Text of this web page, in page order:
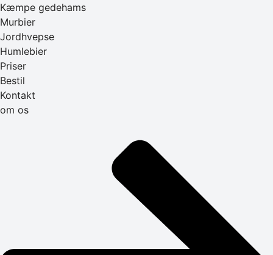
Kæmpe gedehams
Murbier
Jordhvepse
Humlebier
Priser
Bestil
Kontakt
om os